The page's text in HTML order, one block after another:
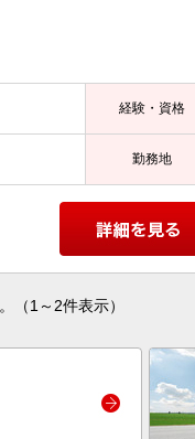
経験・資格
勤務地
（1～2件表示）